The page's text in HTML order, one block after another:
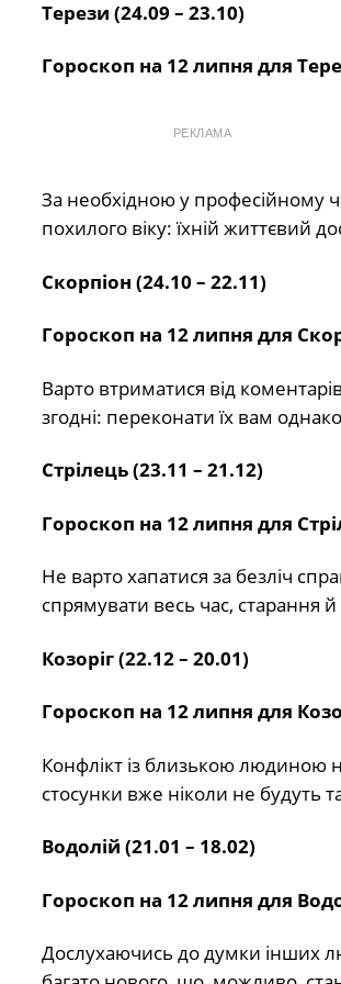
Терези (24.09 – 23.10)
Гороскоп на 12 липня для
РЕКЛАМА
За необхідною у професійному
похилого віку: їхній життєвий
Скорпіон (24.10 – 22.11)
Гороскоп на 12 липня для
Варто втриматися від
згодні: переконати їх вам
Стрілець (23.11 – 21.12)
Гороскоп на 12 липня для
Не варто хапатися за безліч
спрямувати весь час, старання
Козоріг (22.12 – 20.01)
Гороскоп на 12 липня для
Конфлікт із близькою людиною
стосунки вже ніколи не будуть
Водолій (21.01 – 18.02)
Гороскоп на 12 липня для
Дослухаючись до думки інших